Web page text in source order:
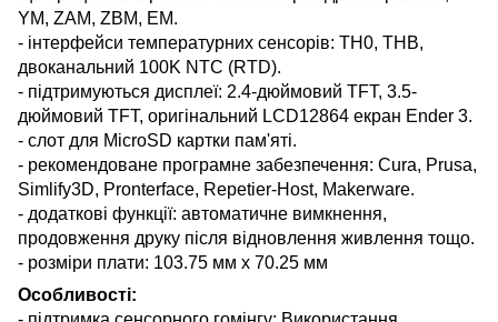
YM, ZAM, ZBM, EM.
- інтерфейси температурних сенсорів: TH0, THB,
двоканальний 100K NTC (RTD).
- підтримуються дисплеї: 2.4-дюймовий TFT, 3.5-
дюймовий TFT, оригінальний LCD12864 екран Ender 3.
- слот для MicroSD картки пам'яті.
- рекомендоване програмне забезпечення: Cura, Prusa,
Simlify3D, Pronterface, Repetier-Host, Makerware.
- додаткові функції: автоматичне вимкнення,
продовження друку після відновлення живлення тощо.
- розміри плати: 103.75 мм x 70.25 мм
Особливості: